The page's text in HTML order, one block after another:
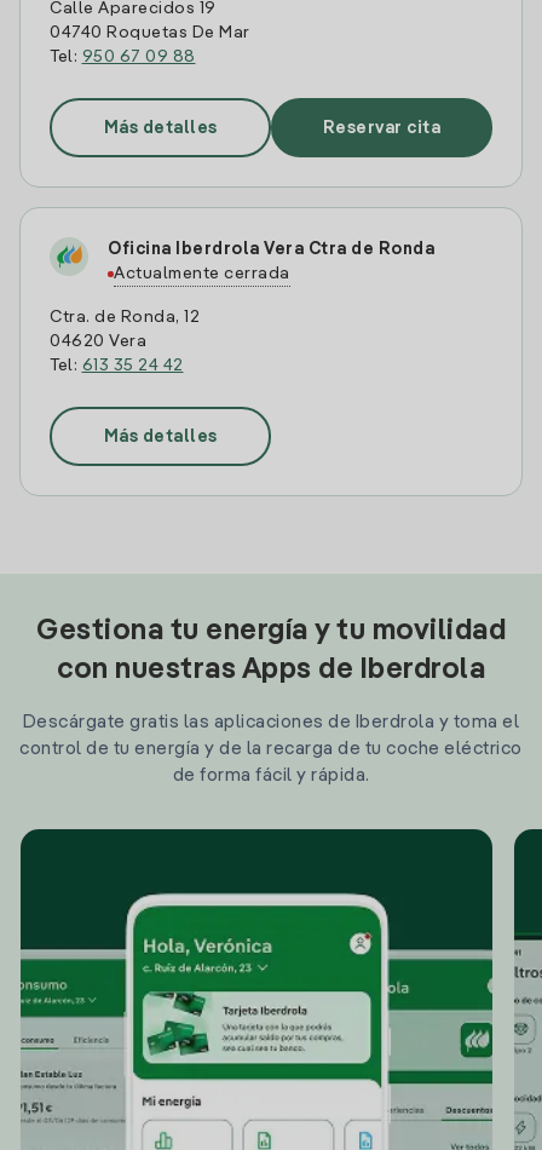
Calle Aparecidos 19
04740 Roquetas De Mar
Tel: 950 67 09 88
Más detalles Reservar cita
Oficina Iberdrola Vera Ctra de Ronda
Actualmente cerrada
Ctra. de Ronda, 12
04620 Vera
Tel: 613 35 24 42
Más detalles
Gestiona tu energía y tu movilidad
con nuestras Apps de Iberdrola
Descárgate gratis las aplicaciones de Iberdrola y toma el
control de tu energía y de la recarga de tu coche eléctrico
de forma fácil y rápida.